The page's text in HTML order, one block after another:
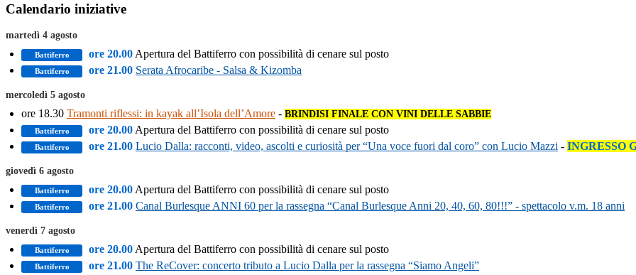
Calendario iniziative
martedì 4 agosto
Battiferro ore 20.00 Apertura del Battiferro con possibilità di cenare sul posto
Battiferro ore 21.00 Serata Afrocaribe - Salsa & Kizomba
mercoledì 5 agosto
ore 18.30 Tramonti riflessi: in kayak all’Isola dell’Amore - BRINDISI FINALE CON VINI DELLE SABBIE
Battiferro ore 20.00 Apertura del Battiferro con possibilità di cenare sul posto
Battiferro ore 21.00 Lucio Dalla: racconti, video, ascolti e curiosità per “Una voce fuori dal coro” con Lucio Mazzi - INGRESSO
giovedì 6 agosto
Battiferro ore 20.00 Apertura del Battiferro con possibilità di cenare sul posto
Battiferro ore 21.00 Canal Burlesque ANNI 60 per la rassegna “Canal Burlesque Anni 20, 40, 60, 80!!!” - spettacolo v.m. 18 anni
venerdì 7 agosto
Battiferro ore 20.00 Apertura del Battiferro con possibilità di cenare sul posto
Battiferro ore 21.00 The ReCover: concerto tributo a Lucio Dalla per la rassegna “Siamo Angeli”